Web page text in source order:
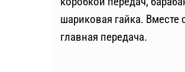
шариковая гайка.
главная передача.